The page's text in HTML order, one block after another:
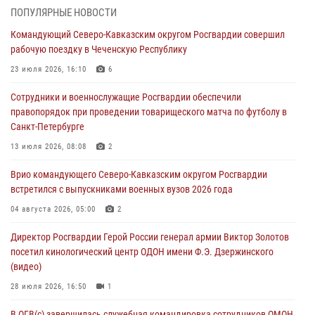
06 августа 2026, 12:35 1
Росгвардейцы провели выставку вооружения для участников сбора
«Гвардеец» в Пензе (видео)
06 августа 2026, 12:00
В Курске росгвардейцы приняли участие в митинге, посвященном
второй годовщине вторжения ВСУ на территорию области
06 августа 2026, 11:56
угрожавшего подростку травматическим пистолетом
06 августа 2026, 11:33
крупная нарколаборатория
ПОПУЛЯРНЫЕ НОВОСТИ
Командующий Северо-Кавказским округом Росгвардии совершил
рабочую поездку в Чеченскую Республику
23 июля 2026, 16:10 6
Сотрудники и военнослужащие Росгвардии обеспечили
правопорядок при проведении товарищеского матча по футболу в
Санкт-Петербурге
13 июля 2026, 08:08 2
Врио командующего Северо-Кавказским округом Росгвардии
встретился с выпускниками военных вузов 2026 года
04 августа 2026, 05:00 2
Директор Росгвардии Герой России генерал армии Виктор Золотов
посетил кинологический центр ОДОН имени Ф.Э. Дзержинского
(видео)
28 июля 2026, 16:50 1